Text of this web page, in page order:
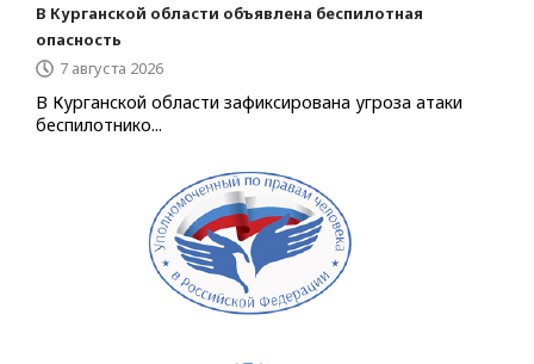
В Курганской области объявлена беспилотная
опасность
7 августа 2026
В Курганской области зафиксирована угроза атаки
беспилотнико...